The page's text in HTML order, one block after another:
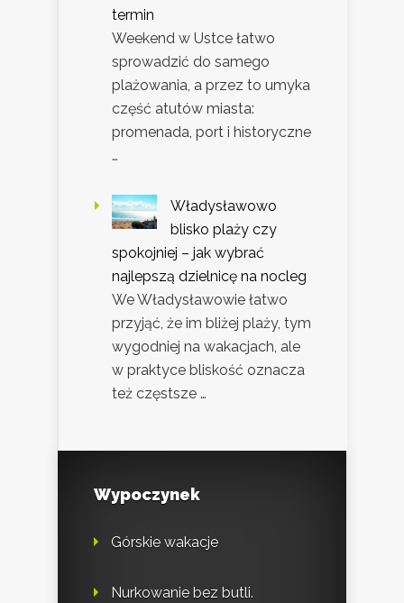
termin
Weekend w Ustce łatwo
sprowadzić do samego
plażowania, a przez to umyka
część atutów miasta:
promenada, port i historyczne
…
Władysławowo
blisko plaży czy
spokojniej – jak wybrać
najlepszą dzielnicę na nocleg
We Władysławowie łatwo
przyjąć, że im bliżej plaży, tym
wygodniej na wakacjach, ale
w praktyce bliskość oznacza
też częstsze …
Wypoczynek
Górskie wakacje
Nurkowanie bez butli.